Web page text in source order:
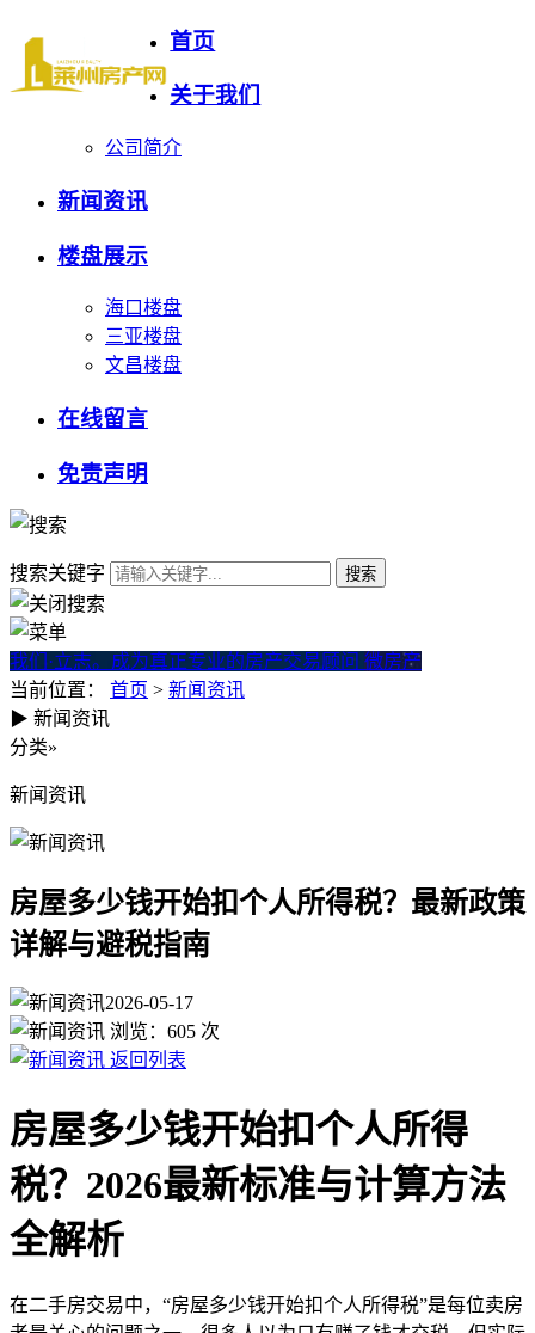
首页
关于我们
公司简介
新闻资讯
楼盘展示
海口楼盘
三亚楼盘
文昌楼盘
在线留言
免责声明
搜索关键字
我们·立志。成为真正专业的房产交易顾问 微房产
当前位置： 首页 > 新闻资讯
房屋多少钱开始扣个人所得税
▶ 新闻资讯
分类»
新闻资讯
房屋多少钱开始扣个人所得税？最新政策
详解与避税指南
2026-05-17
浏览： 605 次
返回列表
房屋多少钱开始扣个人所得
税？2026最新标准与计算方法
全解析
在二手房交易中，“房屋多少钱开始扣个人所得税”是每位卖房